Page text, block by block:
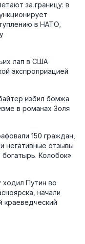
за границу: в
в НАТО,
лап в США
экспроприацией
избил бомжа
в романах Золя
150 граждан,
негативные отзывы
Колобок»
ходил Путин во
начали
краеведческий